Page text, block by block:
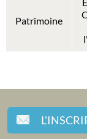
Patrimoine